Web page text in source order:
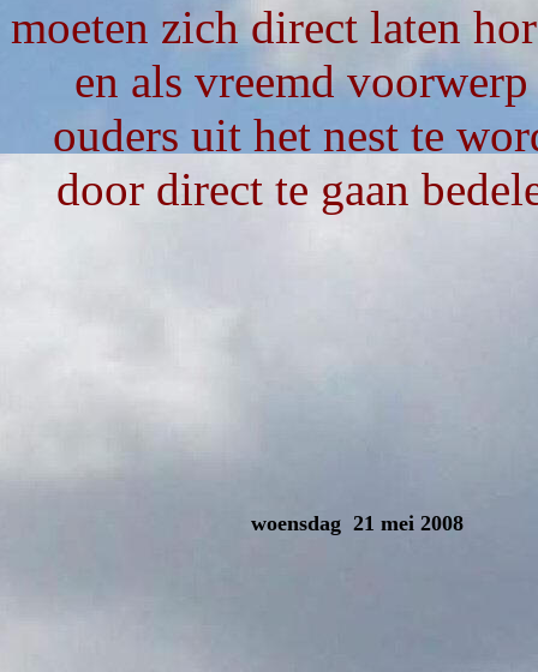
moeten zich direct laten
en als vreemd
ouders uit het nest te
door direct te gaan
woensdag 21 mei 2008